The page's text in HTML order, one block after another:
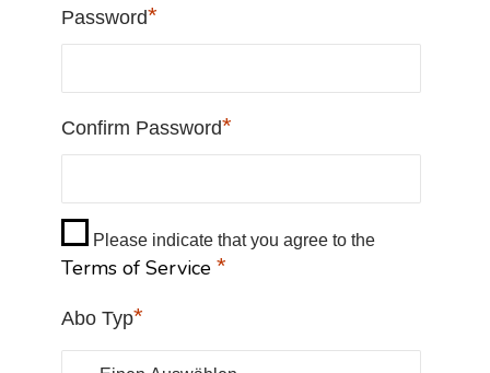
Password*
Confirm Password*
Please indicate that you agree to the
Terms of Service *
Abo Typ*